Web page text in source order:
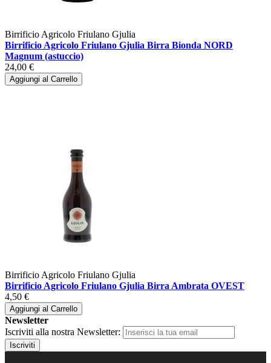
Birrificio Agricolo Friulano Gjulia
Birrificio Agricolo Friulano Gjulia Birra Bionda NORD
Magnum (astuccio)
24,00 €
Aggiungi al Carrello
Birrificio Agricolo Friulano Gjulia
Birrificio Agricolo Friulano Gjulia Birra Ambrata OVEST
4,50 €
Aggiungi al Carrello
Newsletter
Iscriviti alla nostra Newsletter:
Iscriviti